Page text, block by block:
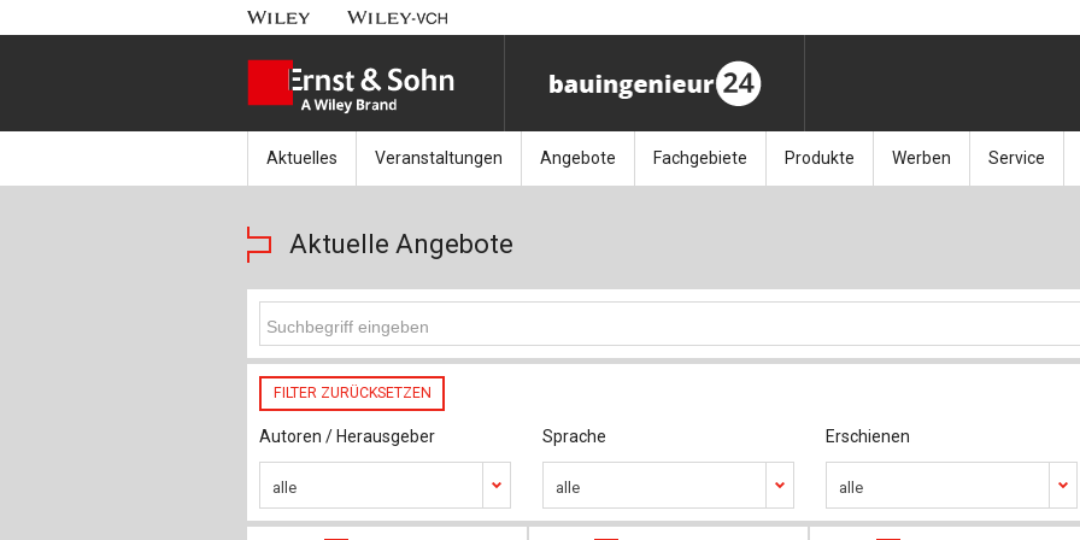
Aktuelles
Erscheint in Kürze
Veranstaltungen
Symposium Ingenieurbaukunst (26.11.26)
Beton-Kalender-Tag 2027 (3.12.26)
Veranstaltungskalender
Angebote Fachgebiete Produkte
Artikeldatenbank / Kalenderrecherche
Werben Service
Wiley
Aktuelle Angebote
FILTER ZURÜCKSETZEN
Autoren / Herausgeber
alle
Sprache
alle
Erschienen
alle